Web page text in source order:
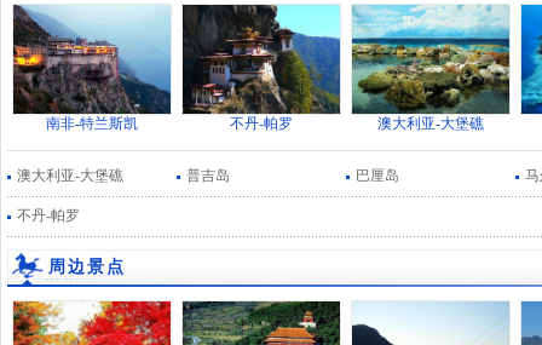
南非-特兰斯凯 不丹-帕罗 澳大利亚-大堡礁
澳大利亚-大堡礁 普吉岛 巴厘岛
不丹-帕罗
周边景点